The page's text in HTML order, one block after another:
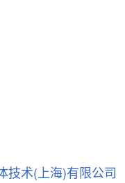
技术(上海)有限公司